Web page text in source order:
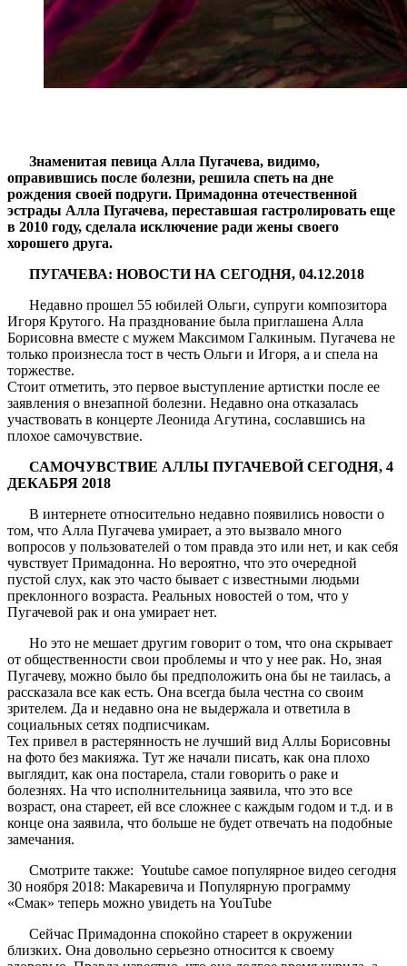
Знаменитая певица Алла Пугачева, видимо,
оправившись после болезни, решила спеть на дне
рождения своей подруги. Примадонна отечественной
эстрады Алла Пугачева, переставшая гастролировать еще
в 2010 году, сделала исключение ради жены своего
хорошего друга.
ПУГАЧЕВА: НОВОСТИ НА СЕГОДНЯ, 04.12.2018
Недавно прошел 55 юбилей Ольги, супруги композитора
Игоря Крутого. На празднование была приглашена Алла
Борисовна вместе с мужем Максимом Галкиным. Пугачева не
только произнесла тост в честь Ольги и Игоря, а и спела на
торжестве.
Стоит отметить, это первое выступление артистки после ее
заявления о внезапной болезни. Недавно она отказалась
участвовать в концерте Леонида Агутина, сославшись на
плохое самочувствие.
САМОЧУВСТВИЕ АЛЛЫ ПУГАЧЕВОЙ СЕГОДНЯ, 4
ДЕКАБРЯ 2018
В интернете относительно недавно появились новости о
том, что Алла Пугачева умирает, а это вызвало много
вопросов у пользователей о том правда это или нет, и как себя
чувствует Примадонна. Но вероятно, что это очередной
пустой слух, как это часто бывает с известными людьми
преклонного возраста. Реальных новостей о том, что у
Пугачевой рак и она умирает нет.
Но это не мешает другим говорит о том, что она скрывает
от общественности свои проблемы и что у нее рак. Но, зная
Пугачеву, можно было бы предположить она бы не таилась, а
рассказала все как есть. Она всегда была честна со своим
зрителем. Да и недавно она не выдержала и ответила в
социальных сетях подписчикам.
Тех привел в растерянность не лучший вид Аллы Борисовны
на фото без макияжа. Тут же начали писать, как она плохо
выглядит, как она постарела, стали говорить о раке и
болезнях. На что исполнительница заявила, что это все
возраст, она стареет, ей все сложнее с каждым годом и т.д. и в
конце она заявила, что больше не будет отвечать на подобные
замечания.
Смотрите также: Youtube самое популярное видео сегодня
30 ноября 2018: Макаревича и Популярную программу
«Смак» теперь можно увидеть на YouTube
Сейчас Примадонна спокойно стареет в окружении
близких. Она довольно серьезно относится к своему